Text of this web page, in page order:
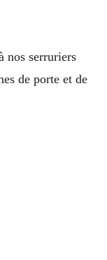
nos serruriers
de porte et de